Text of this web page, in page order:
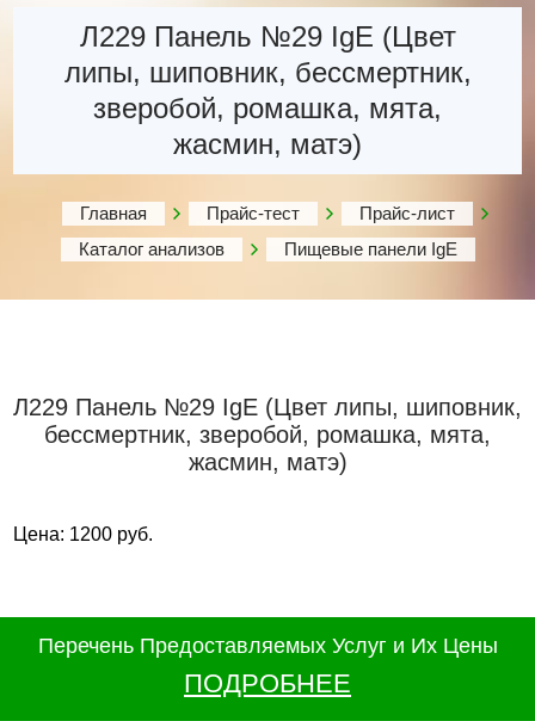
Л229 Панель №29 IgE (Цвет
липы, шиповник, бессмертник,
зверобой, ромашка, мята,
жасмин, матэ)
Главная Прайс-тест
Прайс-лист
Каталог анализов
Пищевые панели IgE
Л229 Панель №29 IgE (Цвет липы, шиповник,
бессмертник, зверобой, ромашка, мята,
жасмин, матэ)
Цена: 1200 руб.
Перечень Предоставляемых Услуг и Их Цены
ПОДРОБНЕЕ